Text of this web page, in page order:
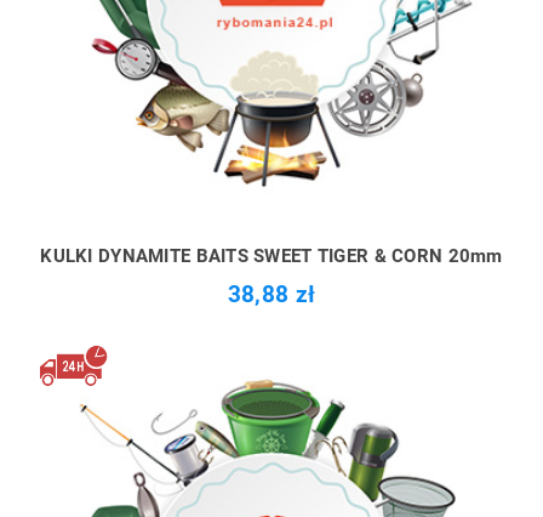
KULKI DYNAMITE BAITS SWEET TIGER & CORN 20mm
38,88 zł